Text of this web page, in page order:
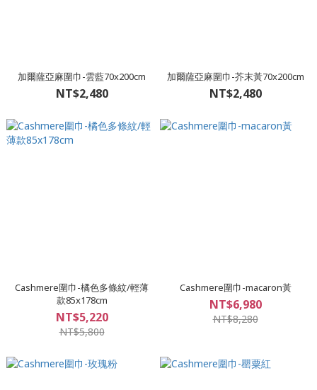
加爾薩亞麻圍巾-雲藍70x200cm
NT$2,480
加爾薩亞麻圍巾-芥末黃70x200cm
NT$2,480
Cashmere圍巾-橘色多條紋/輕薄
款85x178cm
NT$5,220
NT$5,800
Cashmere圍巾-macaron黃
NT$6,980
NT$8,280